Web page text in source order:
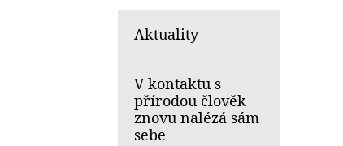
Aktuality
V kontaktu s
přírodou člověk
znovu nalézá sám
sebe